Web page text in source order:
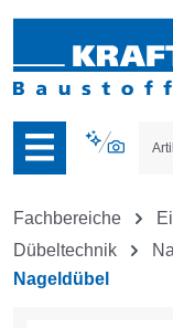
der B2B-
Fachbereiche
Dübeltechnik
Nageldübel